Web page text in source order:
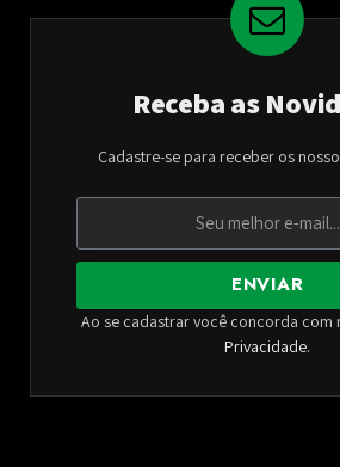
Receba as
Cadastre-se para receber os
ENVIAR
Ao se cadastrar você concorda com
Privacidade.